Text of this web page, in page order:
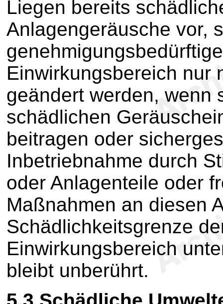
Liegen bereits
Anlagengeräusche vor,
Einwirkungsbereich nur
geändert werden, wenn
schädlichen
beitragen oder
Inbetriebnahme durch
oder Anlagenteile oder
Maßnahmen an diesen
Schädlichkeitsgrenze
Einwirkungsbereich
bleibt unberührt.